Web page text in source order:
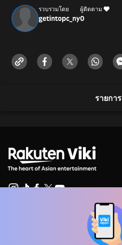
รวบรวมโดย
getintopc_ny
ผู้ติดตาม
0
รายการ